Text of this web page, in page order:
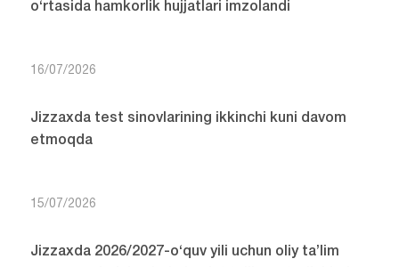
o‘rtasida hamkorlik hujjatlari imzolandi
16/07/2026
Jizzaxda test sinovlarining ikkinchi kuni davom
etmoqda
15/07/2026
Jizzaxda 2026/2027-o‘quv yili uchun oliy ta’lim